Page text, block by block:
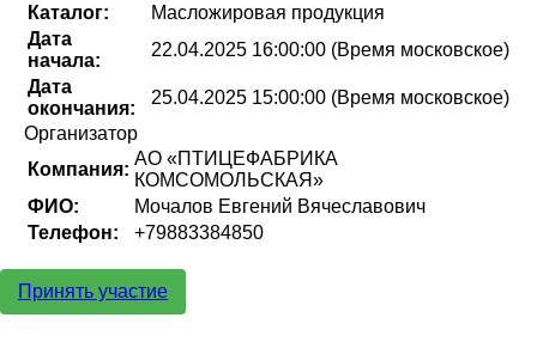
Каталог:
Масложировая продукция
Дата
начала:
22.04.2025 16:00:00 (Время московское)
Дата
окончания:
25.04.2025 15:00:00 (Время московское)
Организатор
Компания:
АО «ПТИЦЕФАБРИКА
КОМСОМОЛЬСКАЯ»
ФИО:
Мочалов Евгений Вячеславович
Телефон:
+79883384850
Принять участие